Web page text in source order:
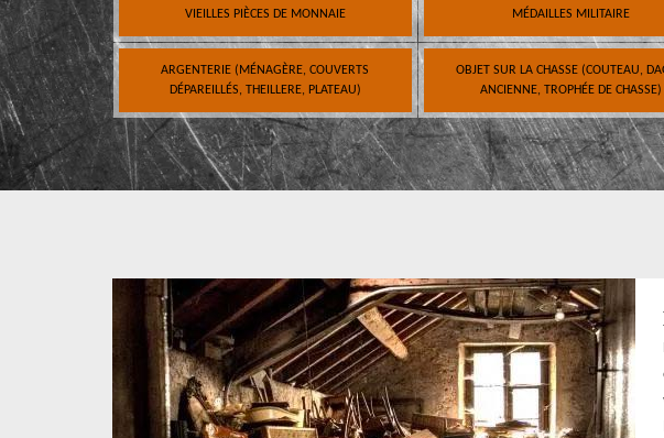
VIEILLES PIÈCES DE MONNAIE MÉDAILLES MILITAIRE
ARGENTERIE (MÉNAGÈRE, COUVERTS
DÉPAREILLÉS, THEILLERE, PLATEAU)
OBJET SUR LA CHASSE (COUTEAU,
ANCIENNE, TROPHÉE DE CHASSE)